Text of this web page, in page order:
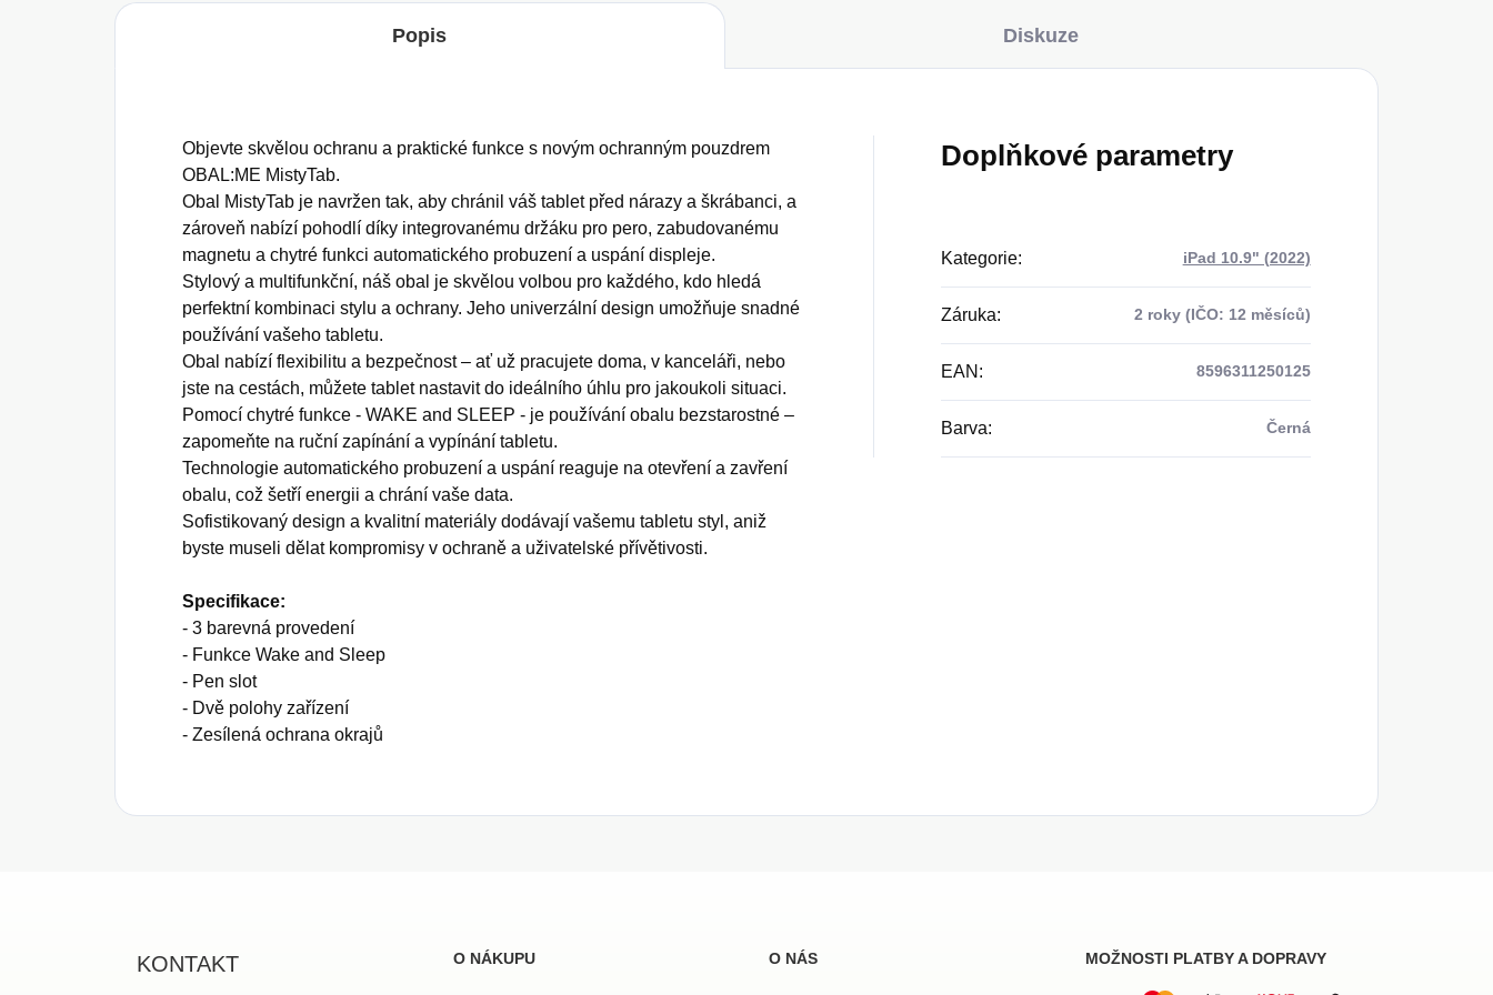
Popis Diskuze
Objevte skvělou ochranu a praktické funkce s novým ochranným pouzdrem
OBAL:ME MistyTab.
Obal MistyTab je navržen tak, aby chránil váš tablet před nárazy a škrábanci, a
zároveň nabízí pohodlí díky integrovanému držáku pro pero, zabudovanému
magnetu a chytré funkci automatického probuzení a uspání displeje.
Stylový a multifunkční, náš obal je skvělou volbou pro každého, kdo hledá
perfektní kombinaci stylu a ochrany. Jeho univerzální design umožňuje snadné
používání vašeho tabletu.
Obal nabízí flexibilitu a bezpečnost – ať už pracujete doma, v kanceláři, nebo
jste na cestách, můžete tablet nastavit do ideálního úhlu pro jakoukoli situaci.
Pomocí chytré funkce - WAKE and SLEEP - je používání obalu bezstarostné –
zapomeňte na ruční zapínání a vypínání tabletu.
Technologie automatického probuzení a uspání reaguje na otevření a zavření
obalu, což šetří energii a chrání vaše data.
Sofistikovaný design a kvalitní materiály dodávají vašemu tabletu styl, aniž
byste museli dělat kompromisy v ochraně a uživatelské přívětivosti.
Specifikace:
- 3 barevná provedení
- Funkce Wake and Sleep
- Pen slot
- Dvě polohy zařízení
- Zesílená ochrana okrajů
Doplňkové parametry
Kategorie: iPad 10.9" (2022)
Záruka: 2 roky (IČO: 12 měsíců)
EAN : 8596311250125
Barva: Černá
KONTAKT O NÁKUPU O NÁS MOŽNOSTI PLATBY A DOPRAVY